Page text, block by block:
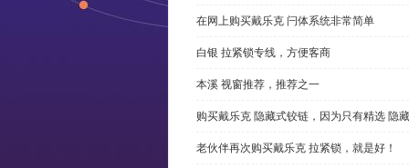
在网上购买戴乐克 闩体系统非常简单
白银 拉紧锁专线，方便客商
本溪 视窗推荐，推荐之一
购买戴乐克 隐藏式铰链，因为只有精选 隐
老伙伴再次购买戴乐克 拉紧锁，就是好！